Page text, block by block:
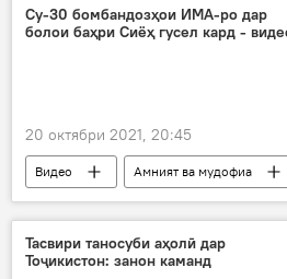
Су-30 бомбандозҳои ИМА-ро дар
болои баҳри Сиёҳ гусел кард -
20 октябри 2021, 20:45
Видео Амният ва мудофиа
ҳавопаймо
баҳр Дар
Тасвири таносуби аҳолӣ дар
Тоҷикистон: занон каманд